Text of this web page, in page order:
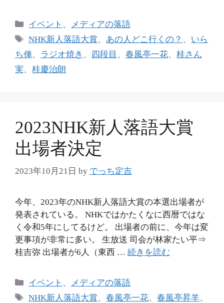
カ
テ
ゴ
リ
ー
イベント 、 メディアの落語
タ
グ
NHK新人落語大賞、 あの人どこ行くの？ 、 いら
ち俥、 ラジオ焼き 、 四段目 、 春風亭一花、 桂さん
実、 桂慶治朗
2023NHK新人落語大賞
出場者決定
2023年10月21日 by でっち定吉
今年、2023年のNHK新人落語大賞の本選出場者が
発表されている。 NHKではかたくなに西暦ではな
く令和5年にしてるけど。 出場者の前に、今年は変
更事項が非常に多い。 生放送 司会が林家たい平⇒
桂吉弥 出場者が6人（東西 … 続きを読む
カ
テ
イベント 、
メディアの落語
タ
NHK新人落語大賞、春風亭一花、春風亭昇羊、